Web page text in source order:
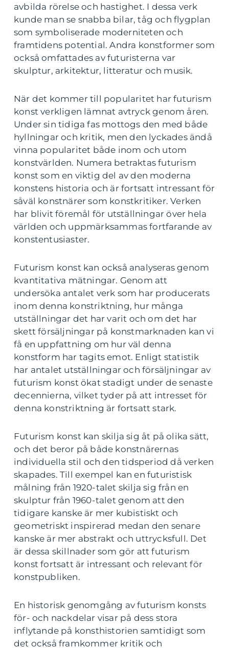
avbilda rörelse och hastighet. I dessa verk
kunde man se snabba bilar, tåg och flygplan
som symboliserade moderniteten och
framtidens potential. Andra konstformer som
också omfattades av futuristerna var
skulptur, arkitektur, litteratur och musik.
När det kommer till popularitet har futurism
konst verkligen lämnat avtryck genom åren.
Under sin tidiga fas mottogs den med både
hyllningar och kritik, men den lyckades ändå
vinna popularitet både inom och utom
konstvärlden. Numera betraktas futurism
konst som en viktig del av den moderna
konstens historia och är fortsatt intressant för
såväl konstnärer som konstkritiker. Verken
har blivit föremål för utställningar över hela
världen och uppmärksammas fortfarande av
konstentusiaster.
Futurism konst kan också analyseras genom
kvantitativa mätningar. Genom att
undersöka antalet verk som har producerats
inom denna konstriktning, hur många
utställningar det har varit och om det har
skett försäljningar på konstmarknaden kan vi
få en uppfattning om hur väl denna
konstform har tagits emot. Enligt statistik
har antalet utställningar och försäljningar av
futurism konst ökat stadigt under de senaste
decennierna, vilket tyder på att intresset för
denna konstriktning är fortsatt stark.
Futurism konst kan skilja sig åt på olika sätt,
och det beror på både konstnärernas
individuella stil och den tidsperiod då verken
skapades. Till exempel kan en futuristisk
målning från 1920-talet skilja sig från en
skulptur från 1960-talet genom att den
tidigare kanske är mer kubistiskt och
geometriskt inspirerad medan den senare
kanske är mer abstrakt och uttrycksfull. Det
är dessa skillnader som gör att futurism
konst fortsatt är intressant och relevant för
konstpubliken.
En historisk genomgång av futurism konsts
för- och nackdelar visar på dess stora
inflytande på konsthistorien samtidigt som
det också framkommer kritik och